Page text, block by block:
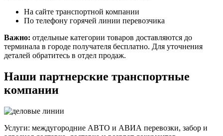
На сайте транспортной компании
По телефону горячей линии перевозчика
Важно: отдельные категории товаров доставляются до
терминала в городе получателя бесплатно. Для уточнения
деталей обратитесь в отдел продаж.
Наши партнерские транспортные
компании
Услуги: междугородние АВТО и АВИА перевозки, забор и